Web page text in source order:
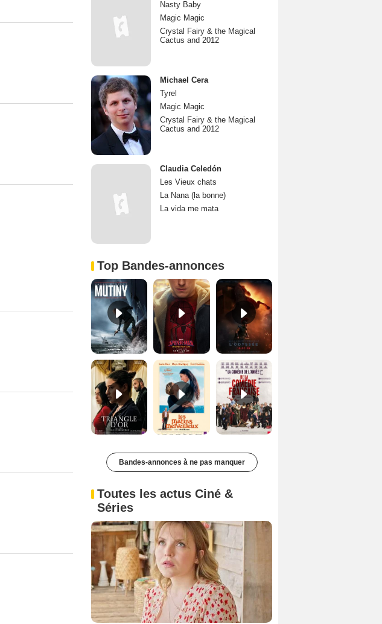
Nasty Baby
Magic Magic
Crystal Fairy & the Magical
Cactus and 2012
Michael Cera
Tyrel
Magic Magic
Crystal Fairy & the Magical
Cactus and 2012
Claudia Celedón
Les Vieux chats
La Nana (la bonne)
La vida me mata
Top Bandes-annonces
Mutiny Bande-annonce VO STFR Spider-Man: Brand New Day Bande-annonce VO STFR
Le Triangle d'or Bande-annonce VF De la Comédie-Française Teaser VF
Bandes-annonces à ne pas manquer
Toutes les actus Ciné &
Séries